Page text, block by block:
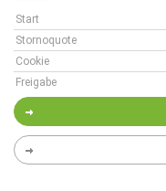
Start
Stornoquote
Cookie
Freigabe